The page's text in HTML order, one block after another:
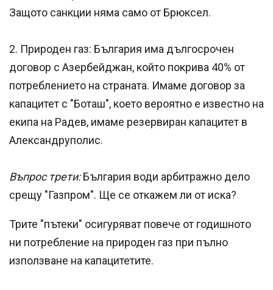
Защото санкции няма само от Брюксел.
2. Природен газ: България има дългосрочен
договор с Азербейджан, който покрива 40% от
потреблението на страната. Имаме договор за
капацитет с "Боташ", което вероятно е известно на
екипа на Радев, имаме резервиран капацитет в
Александруполис.
Въпрос трети:България води арбитражно дело
срещу "Газпром". Ще се откажем ли от иска?
Трите "пътеки" осигуряват повече от годишното
ни потребление на природен газ при пълно
използване на капацитетите.